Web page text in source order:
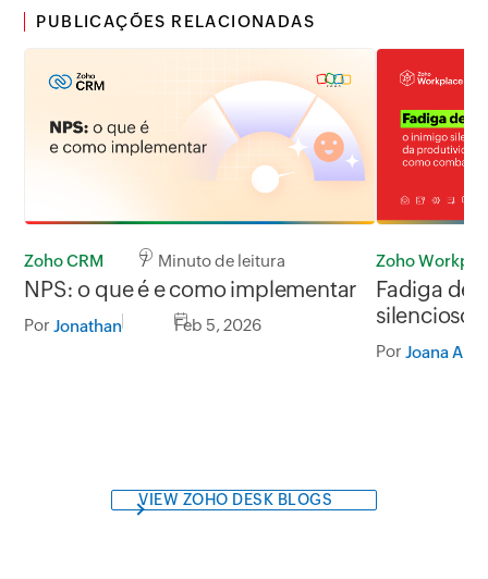
PUBLICAÇÕES RELACIONADAS
Zoho CRM 7 Minuto de leitura
NPS: o que é e como implementar
Por Jonathan Feb 5, 2026
Zoho
Fadiga de
silencioso
como
Por Joana
VIEW ZOHO DESK BLOGS